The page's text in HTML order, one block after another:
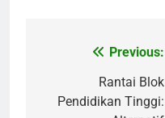
navigation
Previous:
Rantai Blok
Pendidikan Tinggi: